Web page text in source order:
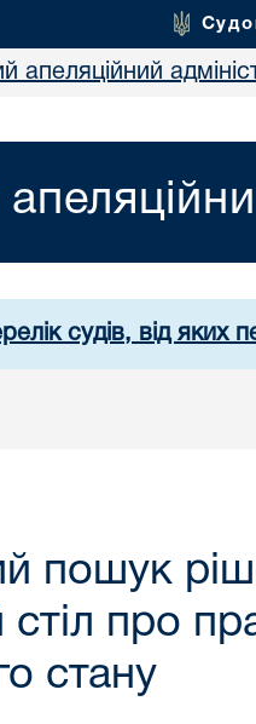
апеляційний
судів, від яких
пошук
стіл про
стану